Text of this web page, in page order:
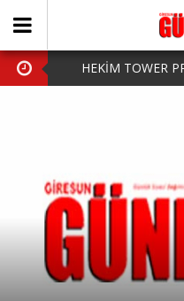
HEKİM TOWER
HARUN CİCİ: